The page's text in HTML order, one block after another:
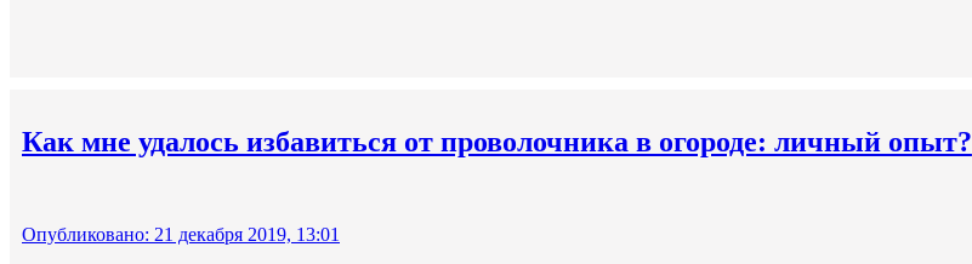
Как мне удалось избавиться от проволочника в огороде: личный опыт?
Опубликовано: 21 декабря 2019, 13:01